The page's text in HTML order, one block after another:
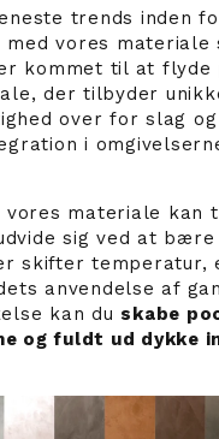
trends inden
med vores materiale
kommet til at flyde
der tilbyder
over for slag
i
vores materiale kan
sig ved at
skifter temperatur,
anvendelse af
kan du skabe
og fuldt ud dykke